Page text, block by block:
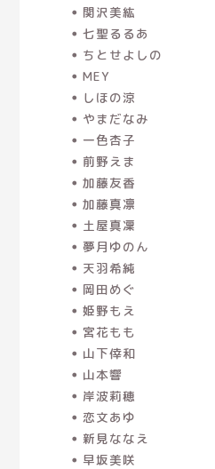
関沢美紘
七聖るるあ
ちとせよしの
MEY
しほの涼
やまだなみ
一色杏子
前野えま
加藤友香
加藤真凛
土屋真凜
夢月ゆのん
天羽希純
岡田めぐ
姫野もえ
宮花もも
山下倖和
山本響
岸波莉穂
恋文あゆ
新見ななえ
早坂美咲